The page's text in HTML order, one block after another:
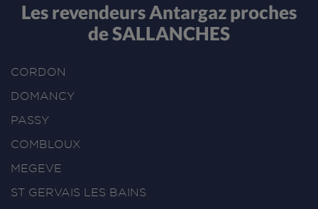
Les revendeurs Antargaz proches
de SALLANCHES
CORDON
DOMANCY
PASSY
COMBLOUX
MEGEVE
ST GERVAIS LES BAINS